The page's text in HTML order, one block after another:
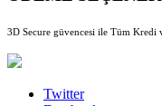
3D Secure güvencesi ile Tüm Kredi
Twitter